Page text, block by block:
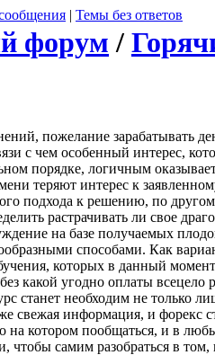
| Темы без ответов
форум /
пожелание зарабатывать
с чем особенный интерес,
порядке, логичным
теряют интерес к
подхода к решению, по
растрачивать ли свое
на базе получаемых
способами. Как
которых в данный
какой угодно оплаты всецело
станет необходим не только
свежая информация, и форекс
на котором пообщаться, и в
чтобы самим разобраться в